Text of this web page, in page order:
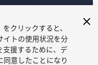
クリックすると、
イトの使用状況を分
支援するために、デ
意したことになり